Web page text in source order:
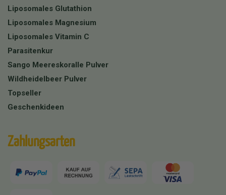
Liposomales Glutathion
Liposomales Magnesium
Liposomales Vitamin C
Parasitenkur
Sango Meereskoralle Pulver
Wildheidelbeer Pulver
Topseller
Geschenkideen
Zahlungsarten